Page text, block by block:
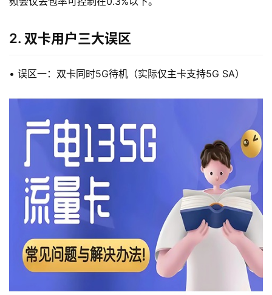
首
2. 双卡用户三大误区
• 误区一：双卡同时5G待机（实际仅主卡支持5G SA）